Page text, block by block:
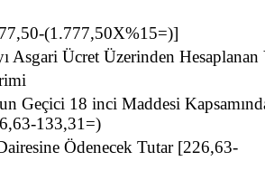
(1.777,50X%15=)]
Asgari Ücret Üzerinden Hesaplanan
Geçici 18 inci Maddesi
133,31=)
Ödenecek Tutar [226,63-